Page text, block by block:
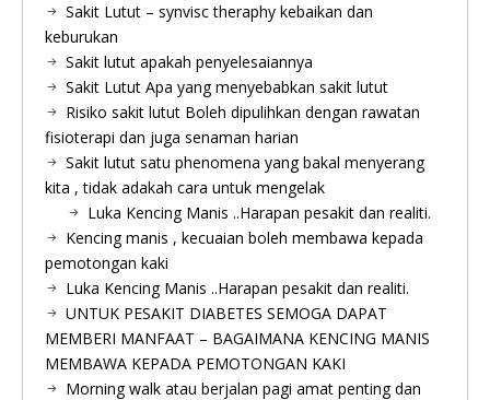
Sakit Lutut – synvisc theraphy kebaikan dan
keburukan
Sakit lutut apakah penyelesaiannya
Sakit Lutut Apa yang menyebabkan sakit lutut
Risiko sakit lutut Boleh dipulihkan dengan rawatan
fisioterapi dan juga senaman harian
Sakit lutut satu phenomena yang bakal menyerang
kita , tidak adakah cara untuk mengelak
Luka Kencing Manis ..Harapan pesakit dan realiti.
Kencing manis , kecuaian boleh membawa kepada
pemotongan kaki
Luka Kencing Manis ..Harapan pesakit dan realiti.
UNTUK PESAKIT DIABETES SEMOGA DAPAT
MEMBERI MANFAAT – BAGAIMANA KENCING MANIS
MEMBAWA KEPADA PEMOTONGAN KAKI
Morning walk atau berjalan pagi amat penting dan